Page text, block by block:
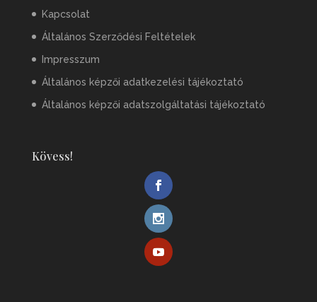
Kapcsolat
Általános Szerződési Feltételek
Impresszum
Általános képzői adatkezelési tájékoztató
Általános képzői adatszolgáltatási tájékoztató
Kövess!